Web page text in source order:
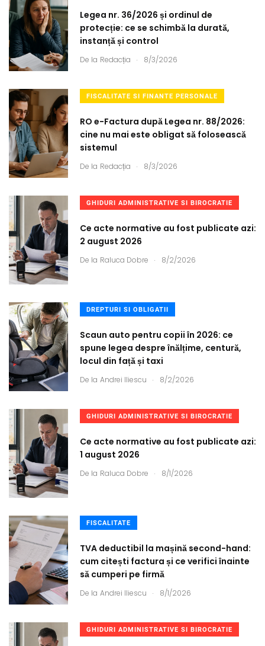
Legea nr. 36/2026 și ordinul de
protecție: ce se schimbă la durată,
instanță și control
De la Redacția . 8/3/2026
FISCALITATE SI FINANTE PERSONALE
RO e-Factura după Legea nr. 88/2026:
cine nu mai este obligat să folosească
sistemul
De la Redacția . 8/3/2026
GHIDURI ADMINISTRATIVE SI BIROCRATIE
Ce acte normative au fost publicate azi:
2 august 2026
De la Raluca Dobre . 8/2/2026
DREPTURI SI OBLIGATII
Scaun auto pentru copii în 2026: ce
spune legea despre înălțime, centură,
locul din față și taxi
De la Andrei Iliescu . 8/2/2026
GHIDURI ADMINISTRATIVE SI BIROCRATIE
Ce acte normative au fost publicate azi:
1 august 2026
De la Raluca Dobre . 8/1/2026
FISCALITATE
TVA deductibil la mașină second-hand:
cum citești factura și ce verifici înainte
să cumperi pe firmă
De la Andrei Iliescu . 8/1/2026
GHIDURI ADMINISTRATIVE SI BIROCRATIE